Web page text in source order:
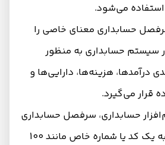
می‌شود.
حسابداری معنای خاصی را
سیستم حسابداری به منظور
درآمدها، هزینه‌ها، دارایی‌ها و
قرار می‌گیرد.
حسابداری، سرفصل حسابداری
"دارایی‌ها" می‌تواند به یک کد یا شماره خاص مانند 100